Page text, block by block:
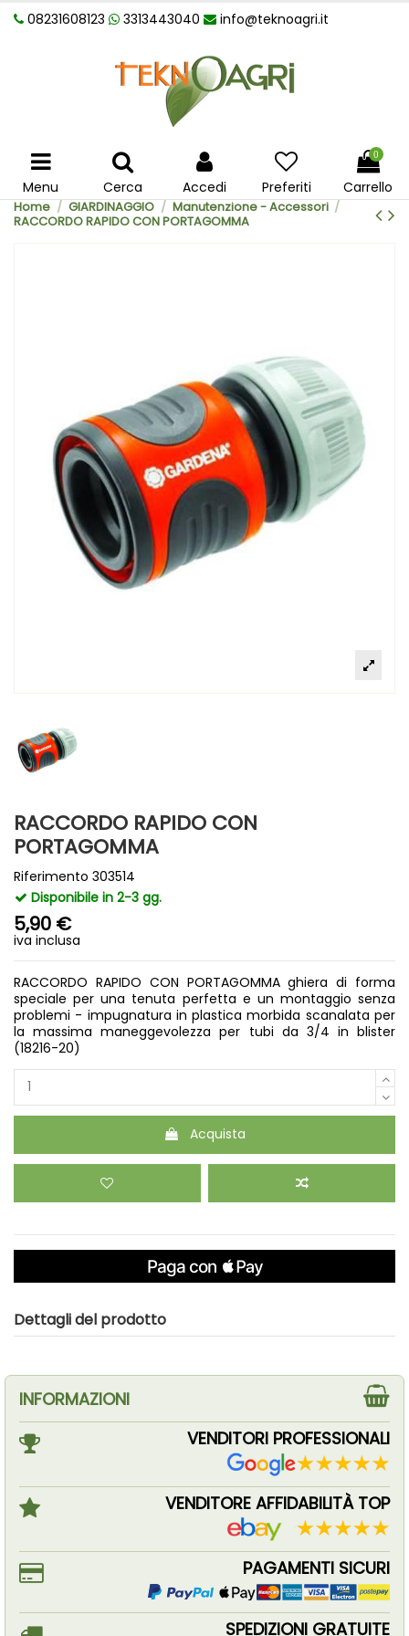
08231608123 3313443040 info@teknoagri.it
Menu Cerca Accedi Preferiti
0
Carrello
Home GIARDINAGGIO
Manutenzione - Accessori
RACCORDO RAPIDO CON PORTAGOMMA
RACCORDO RAPIDO CON
PORTAGOMMA
Riferimento 303514
Disponibile in 2-3 gg.
5,90 €
iva inclusa
RACCORDO RAPIDO CON PORTAGOMMA ghiera di forma
speciale per una tenuta perfetta e un montaggio senza
problemi - impugnatura in plastica morbida scanalata per
la massima maneggevolezza per tubi da 3/4 in blister
(18216-20)
Acquista
Dettagli del prodotto
INFORMAZIONI
VENDITORI PROFESSIONALI
VENDITORE AFFIDABILITÀ TOP
PAGAMENTI SICURI
SPEDIZIONI GRATUITE